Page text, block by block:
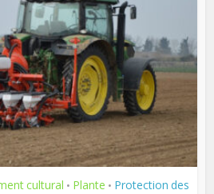
cultural • Plante • Protection des